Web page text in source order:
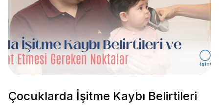
Çocuklarda İşitme Kaybı Belirtileri